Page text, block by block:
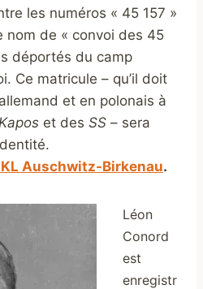
les numéros « 45 157 »
nom de « convoi des 45
déportés du camp
Ce matricule – qu’il doit
et en polonais à
Kapos et des SS – sera
KL Auschwitz-Birkenau.
Léon
Conord
est
enregistr